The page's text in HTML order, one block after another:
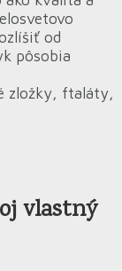
od
pôsobia
zložky, ftaláty,
vlastný